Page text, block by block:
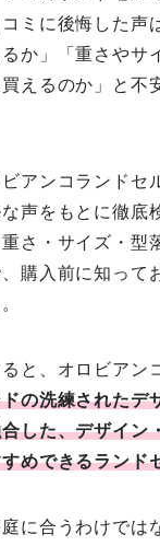
ミに後悔した声
か」「重さやサ
えるのか」と不
アンコランドセ
声をもとに徹底
さ・サイズ・型
購入前に知って
と、オロビアン
の洗練されたデ
した、デザイン
めできるランド
に合うわけでは